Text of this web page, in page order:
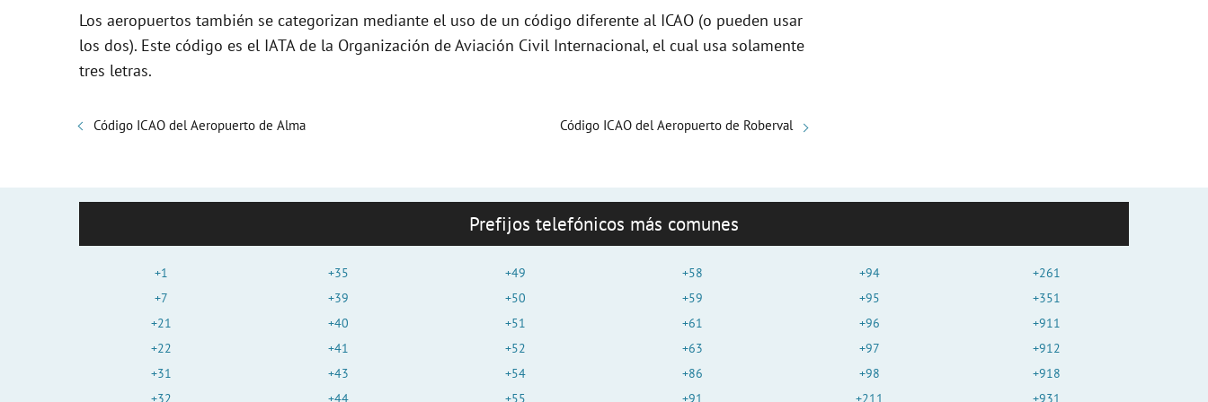
e
Los aeropuertos también se categorizan mediante el uso de un código diferente al ICAO (o pueden usar
los dos). Este código es el IATA de la Organización de Aviación Civil Internacional, el cual usa solamente
tres letras.
Código ICAO del Aeropuerto de Alma Código ICAO del Aeropuerto de Roberval
Prefijos telefónicos más comunes
+1
+7
+21
+22
+31
+32
+35
+39
+40
+41
+43
+44
+49
+50
+51
+52
+54
+55
+58
+59
+61
+63
+86
+91
+94
+95
+96
+97
+98
+211
+261
+351
+911
+912
+918
+931